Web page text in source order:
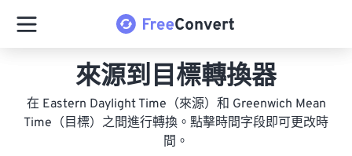
來源到目標轉換器
在 Eastern Daylight Time（來源）和 Greenwich Mean
Time（目標）之間進行轉換。點擊時間字段即可更改時
間。